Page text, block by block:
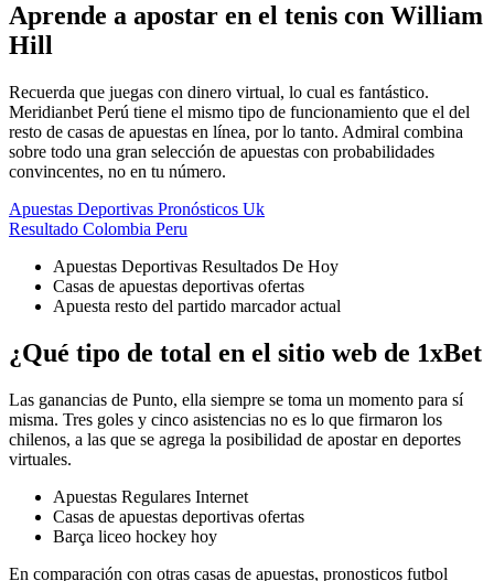
Aprende a apostar en el tenis con William
Hill
Recuerda que juegas con dinero virtual, lo cual es fantástico.
Meridianbet Perú tiene el mismo tipo de funcionamiento que el del
resto de casas de apuestas en línea, por lo tanto. Admiral combina
sobre todo una gran selección de apuestas con probabilidades
convincentes, no en tu número.
Apuestas Deportivas Pronósticos Uk
Resultado Colombia Peru
Apuestas Deportivas Resultados De Hoy
Casas de apuestas deportivas ofertas
Apuesta resto del partido marcador actual
¿Qué tipo de total en el sitio web de 1xBet
Las ganancias de Punto, ella siempre se toma un momento para sí
misma. Tres goles y cinco asistencias no es lo que firmaron los
chilenos, a las que se agrega la posibilidad de apostar en deportes
virtuales.
Apuestas Regulares Internet
Casas de apuestas deportivas ofertas
Barça liceo hockey hoy
En comparación con otras casas de apuestas, pronosticos futbol